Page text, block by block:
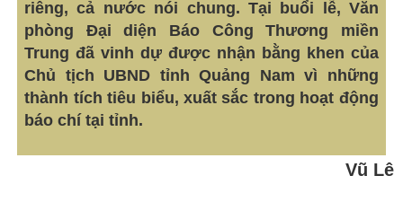
riêng, cả nước nói chung. Tại buổi lễ, Văn
phòng Đại diện Báo Công Thương miền
Trung đã vinh dự được nhận bằng khen của
Chủ tịch UBND tỉnh Quảng Nam vì những
thành tích tiêu biểu, xuất sắc trong hoạt động
báo chí tại tỉnh.
Vũ Lê